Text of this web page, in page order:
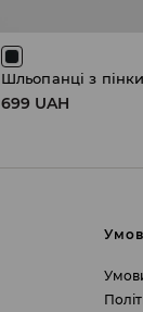
Шльопанці з
699 UAH